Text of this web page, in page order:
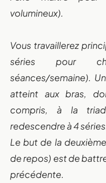
volumineux).
Vous travaillerez
séries pour
séances/semaine).
atteint aux bras,
compris, à la
redescendre à 4 séries.
Le but de la
de repos) est de
précédente.